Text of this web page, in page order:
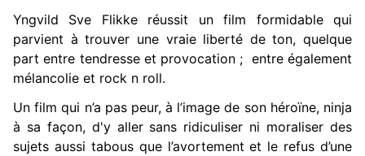
Yngvild Sve Flikke réussit un film formidable qui
parvient à trouver une vraie liberté de ton, quelque
partentre tendresse et provocation ; entre également
mélancolie et rock n roll.
Un film qui n’a pas peur, à l’image de son héroïne, ninja
à sa façon, d'y allersans ridiculiser ni moraliser des
sujets aussi tabous que l’avortement et le refus d’une